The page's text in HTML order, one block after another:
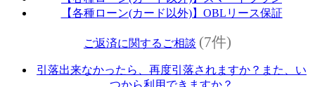
【各種ローン(カード以外)】OBLリース保証
ご返済に関するご相談 (7件)
引落出来なかったら、再度引落されますか？また、い
つから利用できますか？